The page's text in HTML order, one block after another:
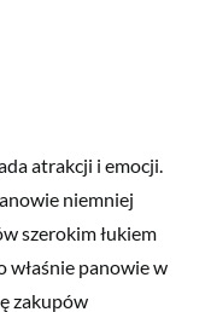
atrakcji i emocji.
niemniej
szerokim łukiem
właśnie panowie w
zakupów